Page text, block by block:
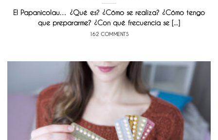
El Papanicolau… ¿Qué es? ¿Cómo se realiza? ¿Cómo tengo
que prepararme? ¿Con qué frecuencia se [...]
162 COMMENTS